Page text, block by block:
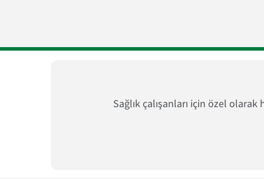
Sağlık çalışanları için özel